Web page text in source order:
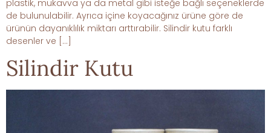
plastik, mukavva ya da metal gibi isteğe bağlı seçeneklerde
de bulunulabilir. Ayrıca içine koyacağınız ürüne göre de
ürünün dayanıklılık miktarı arttırabilir. Silindir kutu farklı
desenler ve […]
Silindir Kutu